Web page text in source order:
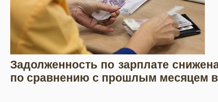
Задолженность по зарплате
по сравнению с прошлым месяцем